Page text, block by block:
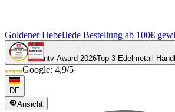
Goldener HebelJede Bestellung ab 100€
ntv-Award 2026Top 3 Edelmetall-
Google: 4,9/5
DE
Ansicht